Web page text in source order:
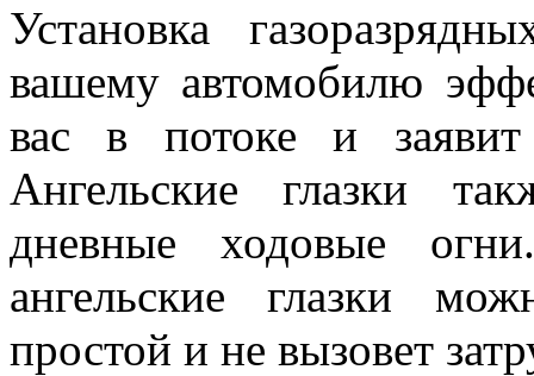
Установка
вашему автомобилю
вас в потоке и
Ангельские глазки
дневные ходовые
ангельские глазки
простой и не вызовет